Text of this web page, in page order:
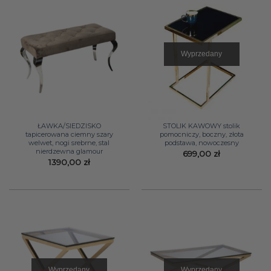
ŁAWKA/SIEDZISKO
tapicerowana ciemny szary
welwet, nogi srebrne, stal
nierdzewna glamour
1390,00 zł
Wyprzedany
STOLIK KAWOWY stolik
pomocniczy, boczny, złota
podstawa, nowoczesny
699,00 zł